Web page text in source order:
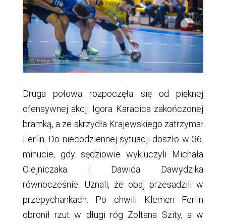
Druga połowa rozpoczęła się od pięknej
ofensywnej akcji Igora Karacica zakończonej
bramką, a ze skrzydła Krajewskiego zatrzymał
Ferlin. Do niecodziennej sytuacji doszło w 36.
minucie, gdy sędziowie wykluczyli Michała
Olejniczaka i Dawida Dawydzika
równocześnie. Uznali, że obaj przesadzili w
przepychankach. Po chwili Klemen Ferlin
obronił rzut w długi róg Zoltana Szity, a w